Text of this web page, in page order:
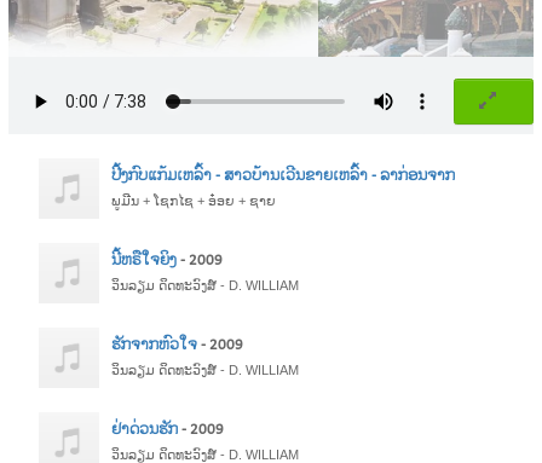
ປີ້ງກົບແກ້ມເຫລົ້າ - ສາວບ້ານເວີນຂາຍເຫລົ້າ - ລາກ່ອນຈາກ
ພູມີນ + ໂຊກໄຊ + ອ໋ອຍ + ຊາຍ
ນີ້ຫຣືໃຈຍິງ- 2009
ວິນລຽມ ດິດທະວົງສ໌ - D. WILLIAM
ຮັກຈາກຫົວໃຈ- 2009
ວິນລຽມ ດິດທະວົງສ໌ - D. WILLIAM
ຢ່າດ່ວນຮັກ- 2009
ວິນລຽມ ດິດທະວົງສ໌ - D. WILLIAM